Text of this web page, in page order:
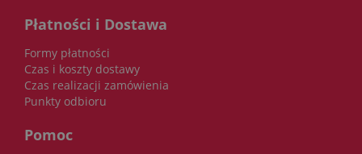
Płatności i Dostawa
Formy płatności
Czas i koszty dostawy
Czas realizacji zamówienia
Punkty odbioru
Pomoc